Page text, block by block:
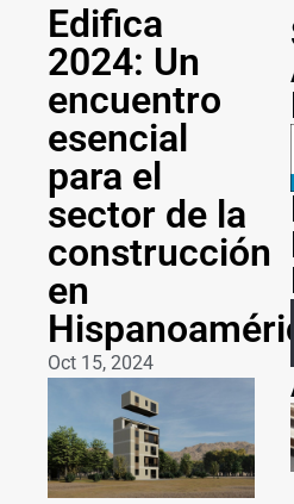
Edifica
2024: Un
encuentro
esencial
para el
sector de la
construcción
en
Oct 15, 2024